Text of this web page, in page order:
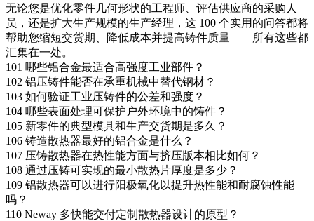
无论您是优化零件几何形状的工程师、评估供应商的采购人
员，还是扩大生产规模的生产经理，这 100 个实用的问答都将
帮助您缩短交货期、降低成本并提高铸件质量——所有这些都
汇集在一处。
101 哪些铝合金最适合高强度工业部件？
102 铝压铸件能否在承重机械中替代钢材？
103 如何验证工业压铸件的公差和强度？
104 哪些表面处理可保护户外环境中的铸件？
105 新零件的典型模具和生产交货期是多久？
106 铸造散热器最好的铝合金是什么？
107 压铸散热器在热性能方面与挤压版本相比如何？
108 通过压铸可实现的最小散热片厚度是多少？
109 铝散热器可以进行阳极氧化以提升热性能和耐腐蚀性能
吗？
110 Neway 多快能交付定制散热器设计的原型？